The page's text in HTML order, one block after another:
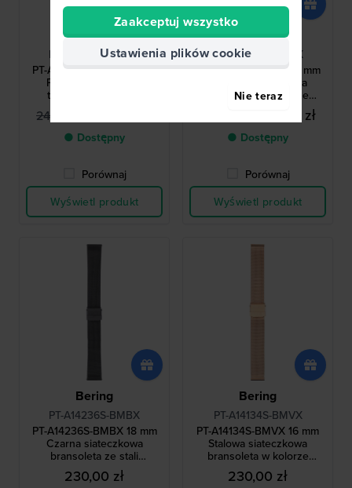
Bering
PT-A14339S-BMBX
PT-A14339S-BMBX 18 mm
Powlekana czarnym
tworzywem stalowa
bransoleta Milanese
240,00 zł
● Dostępny
Porównaj
Wyświetl produkt
Bering
PT-A14236S-BMVX
PT-A14236S-BMVX 18 mm
Stalowa siateczkowa
bransoleta w kolorze
184,00 zł
● Dostępny
Porównaj
Wyświetl produkt
Bering
PT-A14236S-BMBX
PT-A14236S-BMBX 18 mm
Czarna siateczkowa
bransoleta ze stali
chirurgicznej
230,00 zł
Bering
PT-A14134S-BMVX
PT-A14134S-BMVX 16 mm
Stalowa siateczkowa
bransoleta w kolorze
różowego złota
230,00 zł
Zaakceptuj wszystko
Ustawienia plików cookie
Nie teraz